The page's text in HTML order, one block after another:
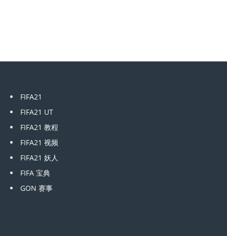
FIFA21
FIFA21 UT
FIFA21 教程
FIFA21 视频
FIFA21 妖人
FIFA 宝典
GON 赛事